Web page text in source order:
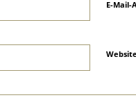
E-Mail-
Website